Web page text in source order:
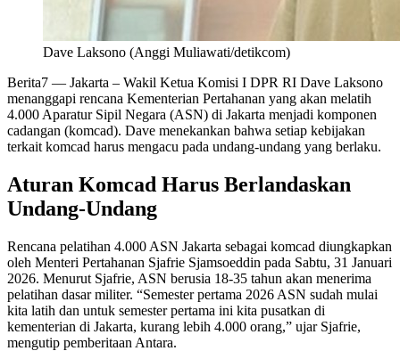
Dave Laksono (Anggi Muliawati/detikcom)
Berita7 — Jakarta – Wakil Ketua Komisi I DPR RI Dave Laksono
menanggapi rencana Kementerian Pertahanan yang akan melatih
4.000 Aparatur Sipil Negara (ASN) di Jakarta menjadi komponen
cadangan (komcad). Dave menekankan bahwa setiap kebijakan
terkait komcad harus mengacu pada undang-undang yang berlaku.
Aturan Komcad Harus Berlandaskan
Undang-Undang
Rencana pelatihan 4.000 ASN Jakarta sebagai komcad diungkapkan
oleh Menteri Pertahanan Sjafrie Sjamsoeddin pada Sabtu, 31 Januari
2026. Menurut Sjafrie, ASN berusia 18-35 tahun akan menerima
pelatihan dasar militer. “Semester pertama 2026 ASN sudah mulai
kita latih dan untuk semester pertama ini kita pusatkan di
kementerian di Jakarta, kurang lebih 4.000 orang,” ujar Sjafrie,
mengutip pemberitaan Antara.